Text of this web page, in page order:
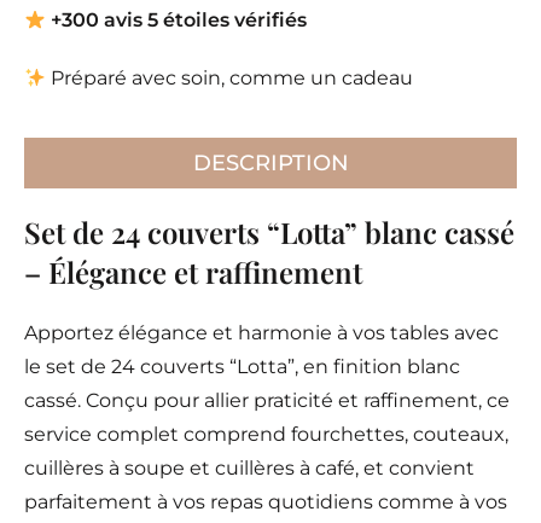
+300 avis 5 étoiles vérifiés
Préparé avec soin, comme un cadeau
DESCRIPTION
Set de 24 couverts “Lotta” blanc cassé
– Élégance et raffinement
Apportez élégance et harmonie à vos tables avec
le set de 24 couverts “Lotta”, en finition blanc
cassé. Conçu pour allier praticité et raffinement, ce
service complet comprend fourchettes, couteaux,
cuillères à soupe et cuillères à café, et convient
parfaitement à vos repas quotidiens comme à vos